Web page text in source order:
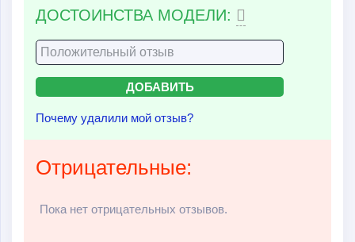
ДОСТОИНСТВА МОДЕЛИ:
Почему удалили мой отзыв?
Отрицательные:
Пока нет отрицательных отзывов.